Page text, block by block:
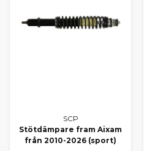
SCP
Stötdämpare fram Aixam
från 2010-2026 (sport)